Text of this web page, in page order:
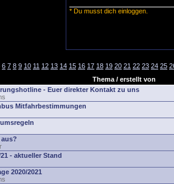
* Du musst dich einloggen.
6 7 8 9 10 11 12 13 14 15 16 17 18 19 20 21 22 23 24 25
Thema / erstellt von
- Euer direkter Kontakt zu uns
Mitfahrbestimmungen
- aktueller Stand
2020/2021